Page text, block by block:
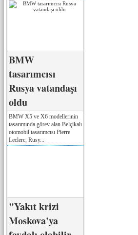
BMW
tasarımcısı
Rusya vatandaşı
oldu
BMW X5 ve X6 modellerinin
tasarımında görev alan Belçikalı
otomobil tasarımcısı Pierre
Leclerc, Rusy...
"Yakıt krizi
Moskova'ya